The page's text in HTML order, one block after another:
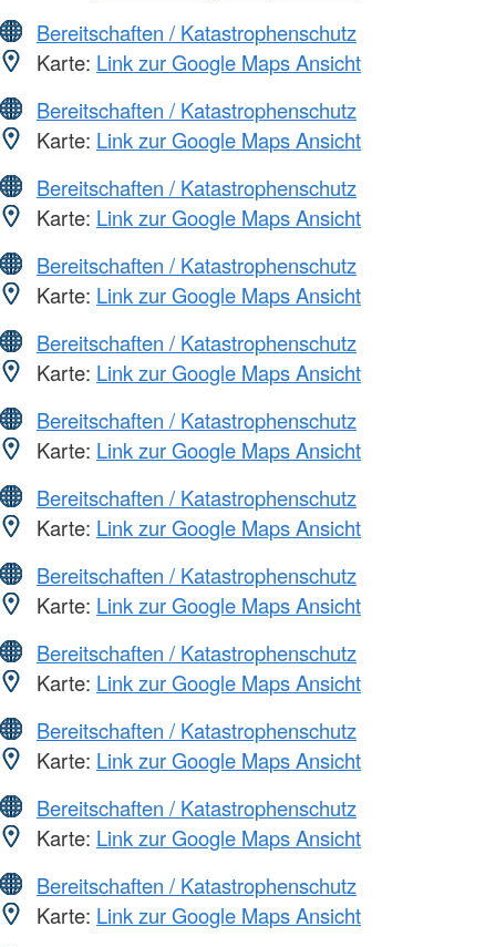
Bereitschaften / Katastrophenschutz
Karte: Link zur Google Maps Ansicht
Bereitschaften / Katastrophenschutz
Karte: Link zur Google Maps Ansicht
Bereitschaften / Katastrophenschutz
Karte: Link zur Google Maps Ansicht
Bereitschaften / Katastrophenschutz
Karte: Link zur Google Maps Ansicht
Bereitschaften / Katastrophenschutz
Karte: Link zur Google Maps Ansicht
Bereitschaften / Katastrophenschutz
Karte: Link zur Google Maps Ansicht
Bereitschaften / Katastrophenschutz
Karte: Link zur Google Maps Ansicht
Bereitschaften / Katastrophenschutz
Karte: Link zur Google Maps Ansicht
Bereitschaften / Katastrophenschutz
Karte: Link zur Google Maps Ansicht
Bereitschaften / Katastrophenschutz
Karte: Link zur Google Maps Ansicht
Bereitschaften / Katastrophenschutz
Karte: Link zur Google Maps Ansicht
Bereitschaften / Katastrophenschutz
Karte: Link zur Google Maps Ansicht